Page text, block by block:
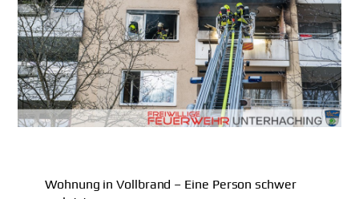
Wohnung in Vollbrand – Eine Person schwer